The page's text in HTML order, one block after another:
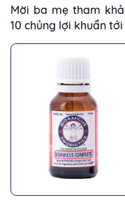
Mời ba mẹ tham
10 chủng lợi khuẩn